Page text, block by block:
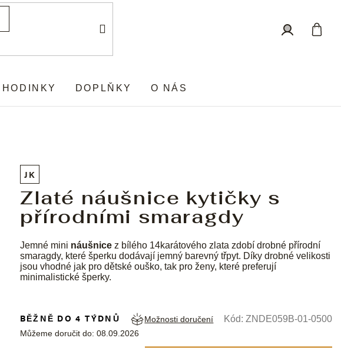
HODINKY DOPLŇKY O NÁS
JK
Zlaté náušnice kytičky s
přírodními smaragdy
Jemné mini náušnice z bílého 14karátového zlata zdobí drobné přírodní
smaragdy, které šperku dodávají jemný barevný třpyt. Díky drobné velikosti
jsou vhodné jak pro dětské ouško, tak pro ženy, které preferují
minimalistické šperky.
BĚŽNĚ DO 4 TÝDNŮ
Můžeme doručit do: 08.09.2026
Možnosti doručení Kód: ZNDE059B-01-0500